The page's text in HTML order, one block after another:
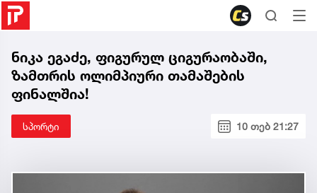
ნიკა ეგაძე, ფიგურულ ციგურაობაში,
ზამთრის ოლიმპიური თამაშების
ფინალშია!
სპორტი 10 თებ 21:27